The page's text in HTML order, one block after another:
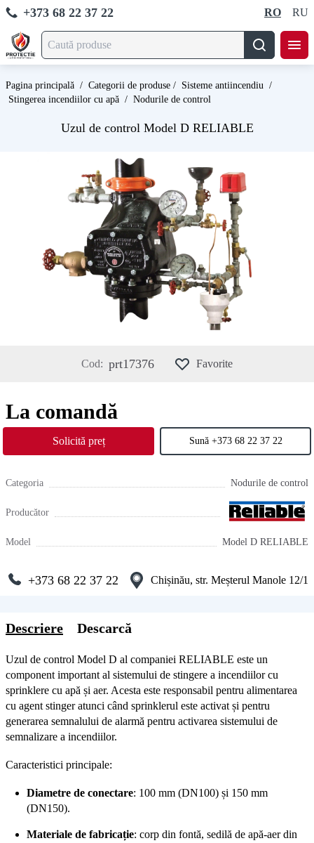
+373 68 22 37 22 RO RU
Pagina principală / Categorii de produse / Sisteme antiincendiu /
Stingerea incendiilor cu apă / Nodurile de control
Uzul de control Model D RELIABLE
Cod: prt17376 Favorite
La comandă
Solicită preț Sună +373 68 22 37 22
Categoria Nodurile de control
Producător
Model Model D RELIABLE
+373 68 22 37 22 Chișinău, str. Meșterul Manole 12/1
Descriere Descarcă
Uzul de control Model D al companiei RELIABLE este un
component important al sistemului de stingere a incendiilor cu
sprinklere cu apă și aer. Acesta este responsabil pentru alimentarea
cu agent stinger atunci când sprinklerul este activat și pentru
generarea semnalului de alarmă pentru activarea sistemului de
semnalizare a incendiilor.
Caracteristici principale:
Diametre de conectare: 100 mm (DN100) și 150 mm
(DN150).
Materiale de fabricație: corp din fontă, sedilă de apă-aer din